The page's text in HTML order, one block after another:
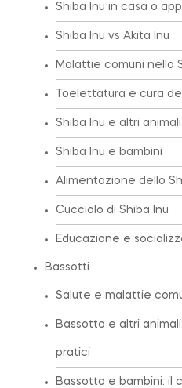
Shiba Inu in casa o
Shiba Inu vs Akita Inu
Malattie comuni nello
Toelettatura e cura
Shiba Inu e altri animali
Shiba Inu e bambini
Alimentazione dello
Cucciolo di Shiba Inu
Educazione e
Bassotti
Salute e malattie
Bassotto e altri
pratici
Bassotto e bambini: il